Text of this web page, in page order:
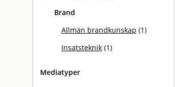
Brand
Allmän brandkunskap (1)
Insatsteknik (1)
Mediatyper